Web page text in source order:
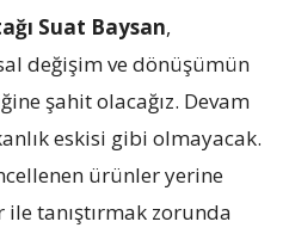
Suat Baysan,
değişim ve dönüşümün
şahit olacağız. Devam
eskisi gibi olmayacak.
ürünler yerine
tanıştırmak zorunda